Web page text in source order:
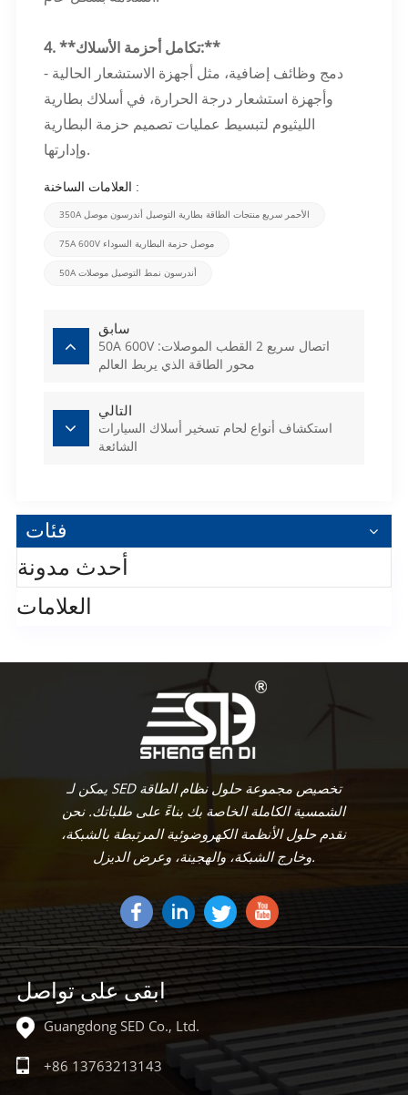
4. **تكامل أحزمة الأسلاك:**
- دمج وظائف إضافية، مثل أجهزة الاستشعار الحالية
وأجهزة استشعار درجة الحرارة، في أسلاك بطارية
الليثيوم لتبسيط عمليات تصميم حزمة البطارية
وإدارتها.
العلامات الساخنة :
350A الأحمر سريع منتجات الطاقة بطارية التوصيل أندرسون موصل
75A 600V موصل حزمة البطارية السوداء
50A أندرسون نمط التوصيل موصلات
سابق
50A 600V اتصال سريع 2 القطب الموصلات:
محور الطاقة الذي يربط العالم
التالي
استكشاف أنواع لحام تسخير أسلاك السيارات
الشائعة
فئات
أحدث مدونة
العلامات
يمكن لـ SED تخصيص مجموعة حلول نظام الطاقة
الشمسية الكاملة الخاصة بك بناءً على طلباتك. نحن
نقدم حلول الأنظمة الكهروضوئية المرتبطة بالشبكة،
وخارج الشبكة، والهجينة، وعرض الديزل.
ابقى على تواصل
Guangdong SED Co., Ltd.
+86 13763213143